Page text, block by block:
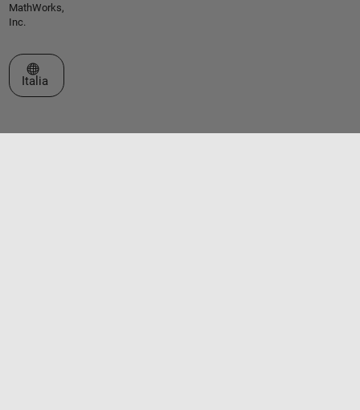
MathWorks,
Inc.
Seleziona un sito web
Italia